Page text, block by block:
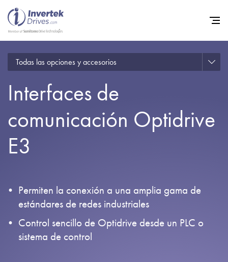
Todas las opciones y accesorios
Interfaces de
comunicación Optidrive
E3
Permiten la conexión a una amplia gama de
estándares de redes industriales
Control sencillo de Optidrive desde un PLC o
sistema de control
Home
Soporte
Sostenibilidad
Acerca de